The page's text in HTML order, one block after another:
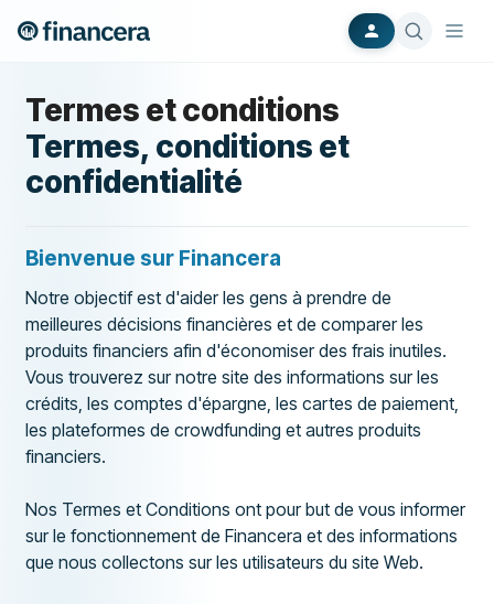
Termes et conditions
Termes, conditions et
confidentialité
Bienvenue sur Financera
Notre objectif est d'aider les gens à prendre de
meilleures décisions financières et de comparer les
produits financiers afin d'économiser des frais inutiles.
Vous trouverez sur notre site des informations sur les
crédits, les comptes d'épargne, les cartes de paiement,
les plateformes de crowdfunding et autres produits
financiers.
Nos Termes et Conditions ont pour but de vous informer
sur le fonctionnement de Financera et des informations
que nous collectons sur les utilisateurs du site Web.